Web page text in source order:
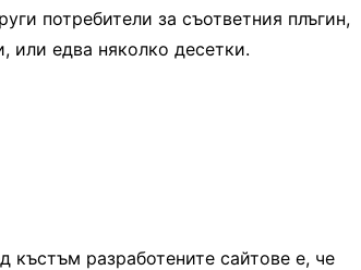
потребители за съответния плъгин,
или едва няколко десетки.
къстъм разработените сайтове е, че